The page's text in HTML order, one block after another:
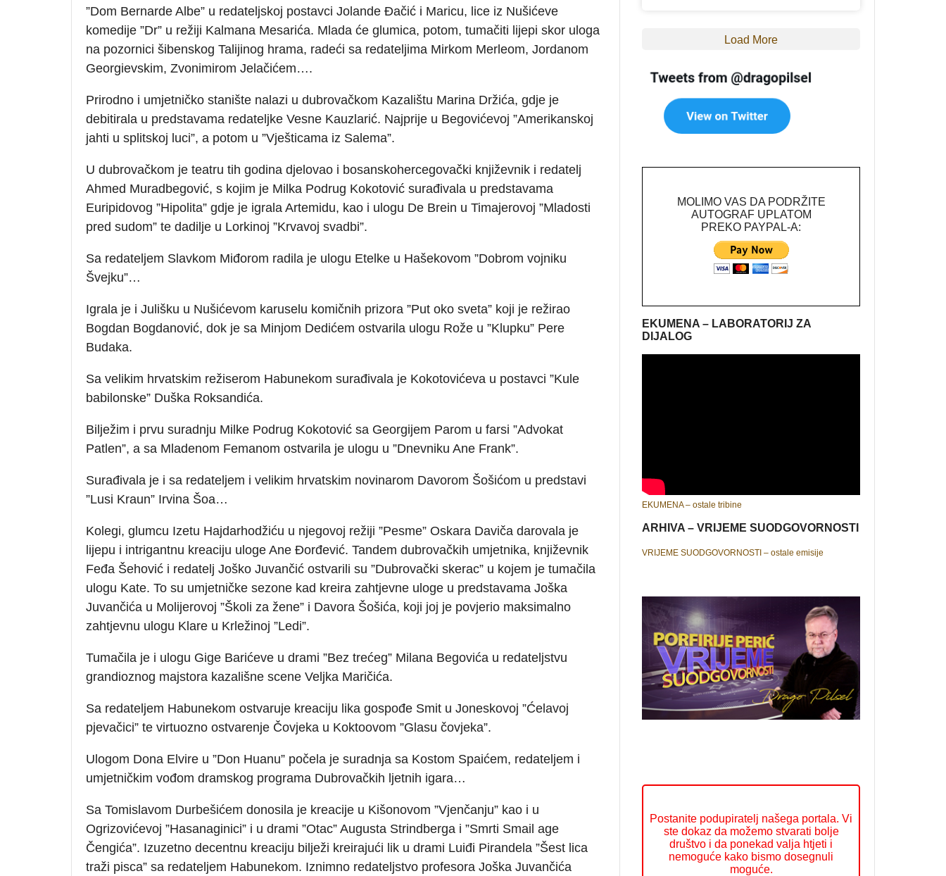
”Dom Bernarde Albe” u redateljskoj postavci Jolande Đačić i Maricu, lice iz Nušićeve
komedije ”Dr” u režiji Kalmana Mesarića. Mlada će glumica, potom, tumačiti lijepi skor uloga
na pozornici šibenskog Talijinog hrama, radeći sa redateljima Mirkom Merleom, Jordanom
Georgievskim, Zvonimirom Jelačićem….
Prirodno i umjetničko stanište nalazi u dubrovačkom Kazalištu Marina Držića, gdje je
debitirala u predstavama redateljke Vesne Kauzlarić. Najprije u Begovićevoj ”Amerikanskoj
jahti u splitskoj luci”, a potom u ”Vješticama iz Salema”.
U dubrovačkom je teatru tih godina djelovao i bosanskohercegovački književnik i redatelj
Ahmed Muradbegović, s kojim je Milka Podrug Kokotović surađivala u predstavama
Euripidovog ”Hipolita” gdje je igrala Artemidu, kao i ulogu De Brein u Timajerovoj ”Mladosti
pred sudom” te dadilje u Lorkinoj ”Krvavoj svadbi”.
Sa redateljem Slavkom Miđorom radila je ulogu Etelke u Hašekovom ”Dobrom vojniku
Švejku”…
Igrala je i Julišku u Nušićevom karuselu komičnih prizora ”Put oko sveta” koji je režirao
Bogdan Bogdanović, dok je sa Minjom Dedićem ostvarila ulogu Rože u ”Klupku” Pere
Budaka.
Sa velikim hrvatskim režiserom Habunekom surađivala je Kokotovićeva u postavci ”Kule
babilonske” Duška Roksandića.
Bilježim i prvu suradnju Milke Podrug Kokotović sa Georgijem Parom u farsi ”Advokat
Patlen”, a sa Mladenom Femanom ostvarila je ulogu u ”Dnevniku Ane Frank”.
Surađivala je i sa redateljem i velikim hrvatskim novinarom Davorom Šošićom u predstavi
”Lusi Kraun” Irvina Šoa…
Kolegi, glumcu Izetu Hajdarhodžiću u njegovoj režiji ”Pesme” Oskara Daviča darovala je
lijepu i intrigantnu kreaciju uloge Ane Đorđević. Tandem dubrovačkih umjetnika, književnik
Feđa Šehović i redatelj Joško Juvančić ostvarili su ”Dubrovački skerac” u kojem je tumačila
ulogu Kate. To su umjetničke sezone kad kreira zahtjevne uloge u predstavama Joška
Juvančića u Molijerovoj ”Školi za žene” i Davora Šošića, koji joj je povjerio maksimalno
zahtjevnu ulogu Klare u Krležinoj ”Ledi”.
Tumačila je i ulogu Gige Barićeve u drami ”Bez trećeg” Milana Begovića u redateljstvu
grandioznog majstora kazališne scene Veljka Maričića.
Sa redateljem Habunekom ostvaruje kreaciju lika gospođe Smit u Joneskovoj ”Ćelavoj
pjevačici” te virtuozno ostvarenje Čovjeka u Koktoovom ”Glasu čovjeka”.
Ulogom Dona Elvire u ”Don Huanu” počela je suradnja sa Kostom Spaićem, redateljem i
umjetničkim vođom dramskog programa Dubrovačkih ljetnih igara…
Sa Tomislavom Durbešićem donosila je kreacije u Kišonovom ”Vjenčanju” kao i u
Ogrizovićevoj ”Hasanaginici” i u drami ”Otac” Augusta Strindberga i ”Smrti Smail age
Čengića”. Izuzetno decentnu kreaciju bilježi kreirajući lik u drami Luiđi Pirandela ”Šest lica
traži pisca” sa redateljem Habunekom. Iznimno redateljstvo profesora Joška Juvančića
Load More
MOLIMO VAS DA PODRŽITE
AUTOGRAF UPLATOM
PREKO PAYPAL-A:
EKUMENA – LABORATORIJ ZA
DIJALOG
EKUMENA – ostale tribine
ARHIVA – VRIJEME SUODGOVORNOSTI
VRIJEME SUODGOVORNOSTI – ostale emisije
Postanite podupiratelj našega portala. Vi
ste dokaz da možemo stvarati bolje
društvo i da ponekad valja htjeti i
nemoguće kako bismo dosegnuli
moguće.